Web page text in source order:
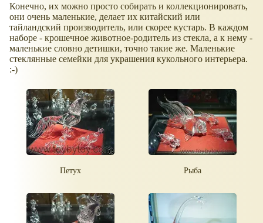
Конечно, их можно просто собирать и коллекционировать,
они очень маленькие, делает их китайский или
тайландский производитель, или скорее кустарь. В каждом
наборе - крошечное животное-родитель из стекла, а к нему -
маленькие словно детишки, точно такие же. Маленькие
стеклянные семейки для украшения кукольного интерьера.
:-)
Петух Рыба